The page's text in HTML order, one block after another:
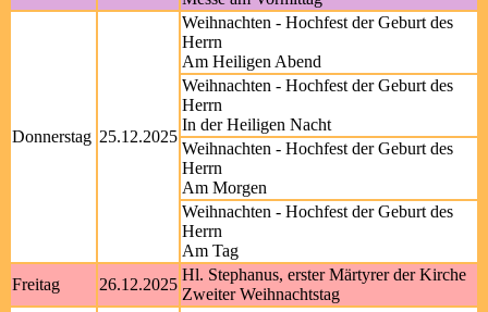
Donnerstag 25.12.2025
Weihnachten - Hochfest der Geburt des
Herrn
Am Heiligen Abend
Weihnachten - Hochfest der Geburt des
Herrn
In der Heiligen Nacht
Weihnachten - Hochfest der Geburt des
Herrn
Am Morgen
Weihnachten - Hochfest der Geburt des
Herrn
Am Tag
Freitag
26.12.2025
Hl. Stephanus, erster Märtyrer der Kirche
Zweiter Weihnachtstag